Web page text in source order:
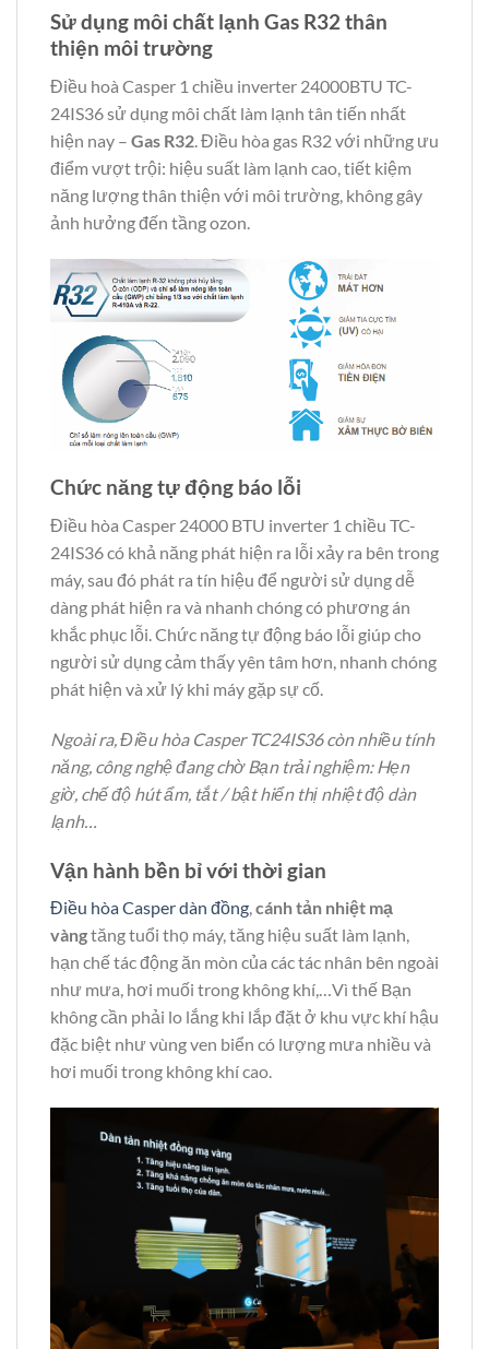
Sử dụng môi chất lạnh Gas R32 thân
thiện môi trường
Điều hoà Casper 1 chiều inverter 24000BTU TC-
24IS36 sử dụng môi chất làm lạnh tân tiến nhất
hiện nay – Gas R32. Điều hòa gas R32 với những ưu
điểm vượt trội: hiệu suất làm lạnh cao, tiết kiệm
năng lượng thân thiện với môi trường, không gây
ảnh hưởng đến tầng ozon.
Chức năng tự động báo lỗi
Điều hòa Casper 24000 BTU inverter 1 chiều TC-
24IS36 có khả năng phát hiện ra lỗi xảy ra bên trong
máy, sau đó phát ra tín hiệu để người sử dụng dễ
dàng phát hiện ra và nhanh chóng có phương án
khắc phục lỗi. Chức năng tự động báo lỗi giúp cho
người sử dụng cảm thấy yên tâm hơn, nhanh chóng
phát hiện và xử lý khi máy gặp sự cố.
Ngoài ra, Điều hòa Casper TC24IS36 còn nhiều tính
năng, công nghệ đang chờ Bạn trải nghiệm: Hẹn
giờ, chế độ hút ẩm, tắt / bật hiển thị nhiệt độ dàn
lạnh…
Vận hành bền bỉ với thời gian
Điều hòa Casper dàn đồng,cánh tản nhiệt mạ
vàngtăng tuổi thọ máy, tăng hiệu suất làm lạnh,
hạn chế tác động ăn mòn của các tác nhân bên ngoài
như mưa, hơi muối trong không khí,…Vì thế Bạn
không cần phải lo lắng khi lắp đặt ở khu vực khí hậu
đặc biệt như vùng ven biển có lượng mưa nhiều và
hơi muối trong không khí cao.